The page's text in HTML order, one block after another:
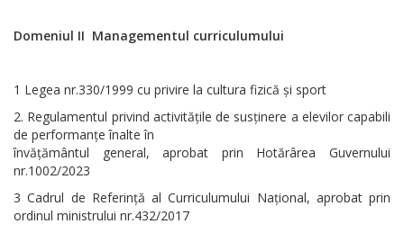
Domeniul II Managementul curriculumului
1 Legea nr.330/1999 cu privire la cultura fizică și sport
Regulamentul privind activitățile de susținere a elevilor capabili
de performanțe înalte în
învățământul general, aprobat prin Hotărârea Guvernului
nr.1002/2023
3 Cadrul de Referință al Curriculumului Național, aprobat prin
ordinul ministrului nr.432/2017